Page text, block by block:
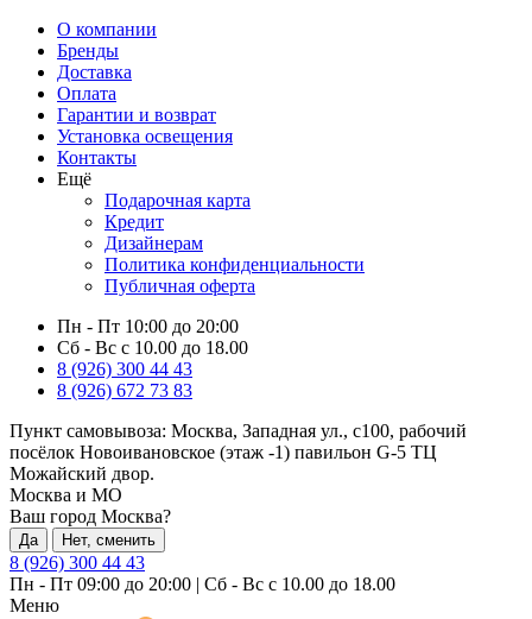
О компании
Бренды
Доставка
Оплата
Гарантии и возврат
Установка освещения
Контакты
Ещё
Подарочная карта
Кредит
Дизайнерам
Политика конфиденциальности
Публичная оферта
Пн - Пт 10:00 до 20:00
Сб - Вс с 10.00 до 18.00
8 (926) 300 44 43
8 (926) 672 73 83
Пункт самовывоза: Москва, Западная ул., с100, рабочий
посёлок Новоивановское (этаж -1) павильон G-5 ТЦ
Можайский двор.
Москва и МО
Ваш город Москва?
Да Нет, сменить
8 (926) 300 44 43
Пн - Пт 09:00 до 20:00 | Сб - Вс с 10.00 до 18.00
Меню